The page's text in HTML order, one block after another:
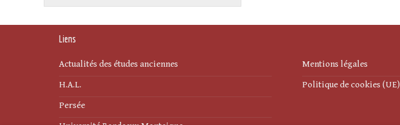
Liens
Actualités des études anciennes
H.A.L.
Persée
Mentions légales
Politique de cookies (UE)